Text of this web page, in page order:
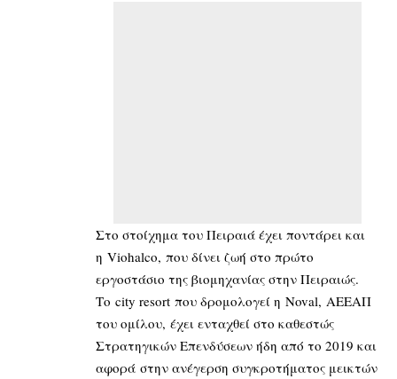
Στο στοίχημα του Πειραιά έχει ποντάρει και
η Viohalco, που δίνει ζωή στο πρώτο
εργοστάσιο της βιομηχανίας στην Πειραιώς.
Το city resort που δρομολογεί η Noval, ΑΕΕΑΠ
του ομίλου, έχει ενταχθεί στο καθεστώς
Στρατηγικών Επενδύσεων ήδη από το 2019 και
αφορά στην ανέγερση συγκροτήματος μεικτών